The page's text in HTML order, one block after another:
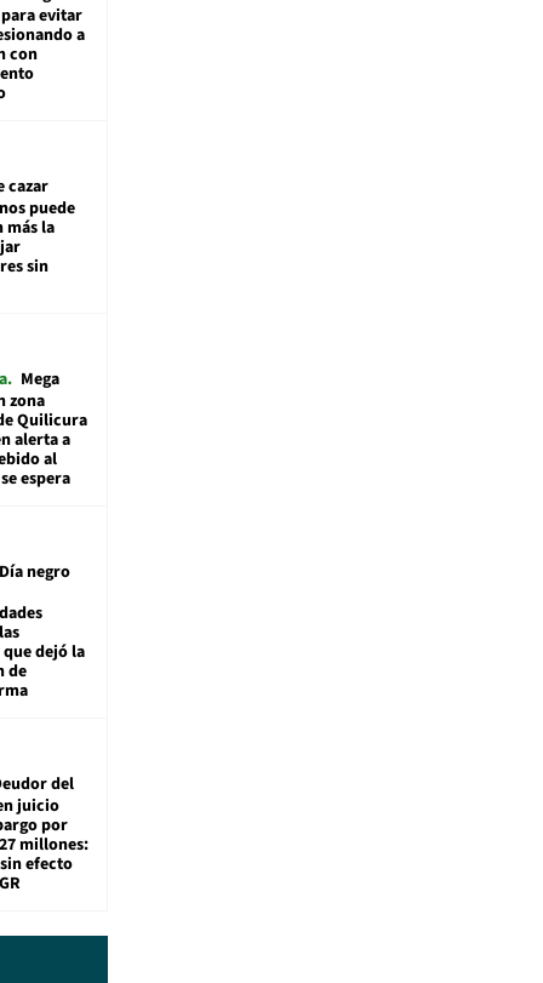
evitar
a
con
cazar
puede
más la
sin
Mega
zona
Quilicura
alerta a
al
espera
negro
dejó la
de
del
juicio
por
millones:
efecto